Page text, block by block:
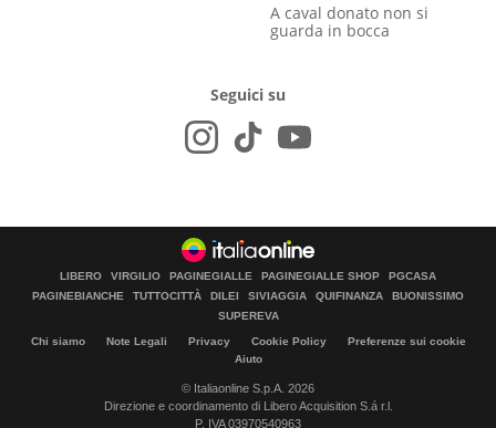
A caval donato non si
guarda in bocca
Seguici su
LIBERO VIRGILIO PAGINEGIALLE PAGINEGIALLE SHOP
PGCASA
PAGINEBIANCHE
TUTTOCITTÀ DILEI SIVIAGGIA QUIFINANZA
BUONISSIMO
SUPEREVA
Chi siamo Note Legali Privacy Cookie Policy
Preferenze sui cookie
Aiuto
© Italiaonline S.p.A. 2026
Direzione e coordinamento di Libero Acquisition S.á r.l.
P. IVA 03970540963